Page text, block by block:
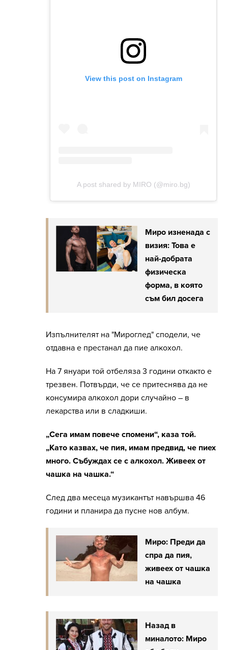
Миро изненада с
визия: Това е
най-добрата
физическа
форма, в която
съм бил досега
Изпълнителят на "Мироглед" сподели, че
отдавна е престанал да пие алкохол.
На 7 януари той отбеляза 3 години откакто е
трезвен. Потвърди, че се притеснява да не
консумира алкохол дори случайно – в
лекарства или в сладкиши.
„Сега имам повече спомени“, каза той.
„Като казвах, че пия, имам предвид, че пиех
много. Събуждах се с алкохол. Живеех от
чашка на чашка.“
След два месеца музикантът навършва 46
години и планира да пусне нов албум.
Миро: Преди да
спра да пия,
живеех от чашка
на чашка
Назад в
миналото: Миро